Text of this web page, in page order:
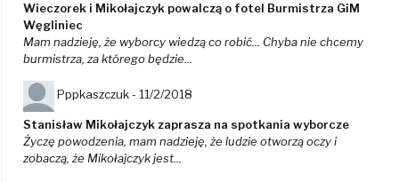
Wieczorek i Mikołajczyk powalczą o fotel Burmistrza GiM
Węgliniec
Mam nadzieję, że wyborcy wiedzą co robić... Chyba nie chcemy
burmistrza, za którego będzie...
Pppkaszczuk - 11/2/2018
Stanisław Mikołajczyk zaprasza na spotkania wyborcze
Życzę powodzenia, mam nadzieję, że ludzie otworzą oczy i
zobaczą, że Mikołajczyk jest...